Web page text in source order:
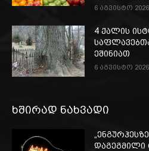
6 აგვისტო 2026
4 ქალის
ეშინიათ
6 აგვისტო 2026
ხშირად ნახვადი
დაგეგმილი